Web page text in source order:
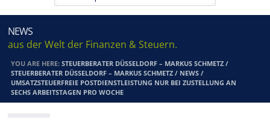
NEWS
aus der Welt der Finanzen & Steuern.
YOU ARE HERE:STEUERBERATER DÜSSELDORF – MARKUS SCHMETZ /
STEUERBERATER DÜSSELDORF – MARKUS SCHMETZ / NEWS /
UMSATZSTEUERFREIE POSTDIENSTLEISTUNG NUR BEI ZUSTELLUNG AN
SECHS ARBEITSTAGEN PRO WOCHE